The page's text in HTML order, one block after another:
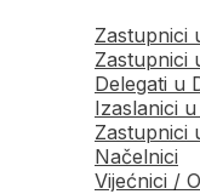
Zastupnici
Zastupnici
Delegati u
Izaslanici
Zastupnici
Načelnici
Vijećnici /